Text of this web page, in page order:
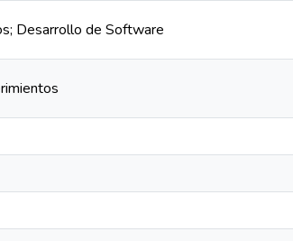
Desarrollo de Software